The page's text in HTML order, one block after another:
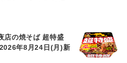
店の焼そば 超特盛
年8月24日(月)新